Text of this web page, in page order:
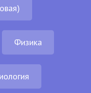
Физика